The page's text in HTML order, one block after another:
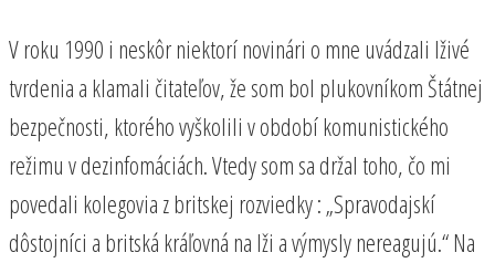
V roku 1990 i neskôr niektorí novinári o mne uvádzali lživé
tvrdenia a klamali čitateľov, že som bol plukovníkom Štátnej
bezpečnosti, ktorého vyškolili v období komunistického
režimu v dezinfomáciách. Vtedy som sa držal toho, čo mi
povedali kolegovia z britskej rozviedky : „Spravodajskí
dôstojníci a britská kráľovná na lži a výmysly nereagujú.“ Na